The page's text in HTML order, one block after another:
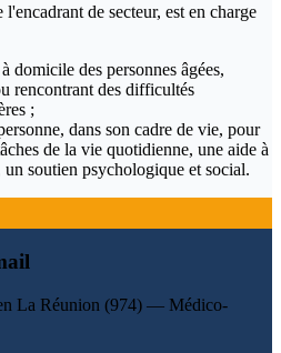
de secteur, est en charge
domicile des personnes âgées,
rencontrant des difficultés
;
dans son cadre de vie, pour
de la vie quotidienne, une aide à
soutien psychologique et social.
La Réunion (974) — Médico-